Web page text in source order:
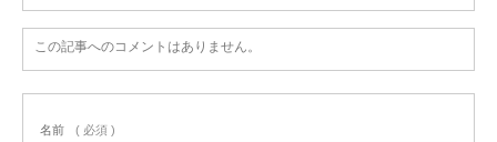
この記事へのコメントはありません。
名前 ( 必須 )